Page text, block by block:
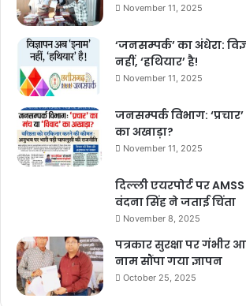
November 11, 2025
‘जनसम्पर्क’ का अंधेरा:
नहीं, ‘हथियार’ है!
November 11, 2025
जनसम्पर्क विभाग:
का अखाड़ा?
November 11, 2025
दिल्ली एयरपोर्ट पर
वंदना सिंह ने जताई चिंता
November 8, 2025
पत्रकार सुरक्षा पर गंभीर
नाम सौंपा गया ज्ञापन
October 25, 2025